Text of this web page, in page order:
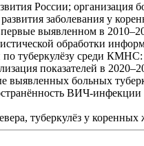
России; организация
развития заболевания у
выявленном в
обработки
туберкулёзу среди
показателей в
выявленных больных
ВИЧ-
туберкулёз у